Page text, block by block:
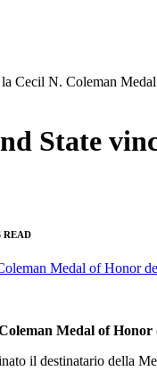
Cecil N. Coleman
State
READ
Medal of
il destinatario della